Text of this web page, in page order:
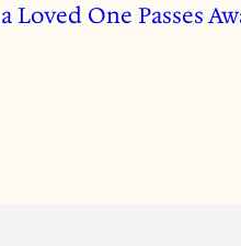
One Passes